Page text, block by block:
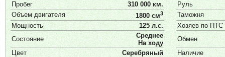
Пробег
310 000 км.
Руль
Объем двигателя
1800 см3
Таможня
Мощность
125 л.с.
Хозяев по ПТС
Состояние
Среднее
На ходу
Обмен
Цвет
Серебряный Наличие